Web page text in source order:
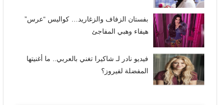
بفستان الزفاف والزغاريد… كواليس “عرس”
هيفاء وهبي المفاجئ
فيديو نادر لـ شاكيرا تغني بالعربي.. ما أغنيتها
المفضلة لفيروز؟